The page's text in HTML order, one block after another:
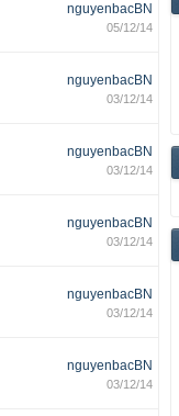
nguyenbacBN
05/12/14
nguyenbacBN
03/12/14
nguyenbacBN
03/12/14
nguyenbacBN
03/12/14
nguyenbacBN
03/12/14
nguyenbacBN
03/12/14